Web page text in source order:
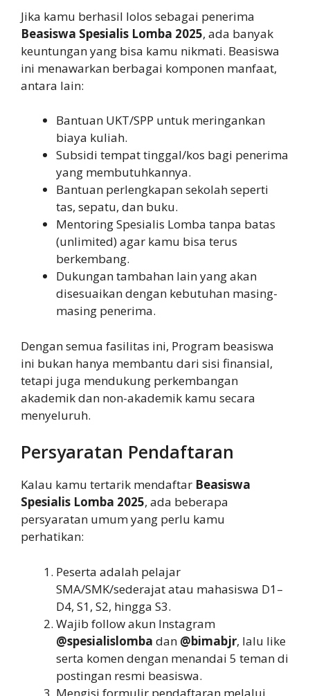
Jika kamu berhasil lolos sebagai penerima
Beasiswa Spesialis Lomba 2025, ada banyak
keuntungan yang bisa kamu nikmati. Beasiswa
ini menawarkan berbagai komponen manfaat,
antara lain:
Bantuan UKT/SPP untuk meringankan
biaya kuliah.
Subsidi tempat tinggal/kos bagi penerima
yang membutuhkannya.
Bantuan perlengkapan sekolah seperti
tas, sepatu, dan buku.
Mentoring Spesialis Lomba tanpa batas
(unlimited) agar kamu bisa terus
berkembang.
Dukungan tambahan lain yang akan
disesuaikan dengan kebutuhan masing-
masing penerima.
Dengan semua fasilitas ini, Program beasiswa
ini bukan hanya membantu dari sisi finansial,
tetapi juga mendukung perkembangan
akademik dan non-akademik kamu secara
menyeluruh.
Persyaratan Pendaftaran
Kalau kamu tertarik mendaftar Beasiswa
Spesialis Lomba 2025, ada beberapa
persyaratan umum yang perlu kamu
perhatikan:
Peserta adalah pelajar
SMA/SMK/sederajat atau mahasiswa D1–
D4, S1, S2, hingga S3.
Wajib follow akun Instagram
@spesialislomba dan @bimabjr, lalu like
serta komen dengan menandai 5 teman di
postingan resmi beasiswa.
Mengisi formulir pendaftaran melalui